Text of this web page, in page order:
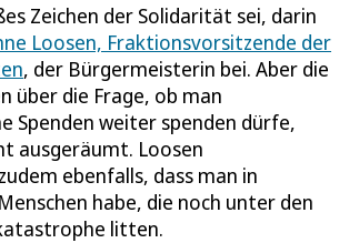
Zeichen der Solidarität sei, darin
Loosen, Fraktionsvorsitzende der
, der Bürgermeisterin bei. Aber die
über die Frage, ob man
Spenden weiter spenden dürfe,
ausgeräumt. Loosen
ebenfalls, dass man in
habe, die noch unter den
litten.